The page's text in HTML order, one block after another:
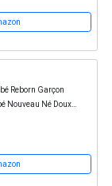
Reborn Garçon
Nouveau Né Doux